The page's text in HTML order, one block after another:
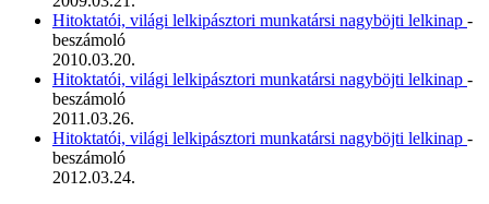
Hitoktatói, világi lelkipásztori munkatársi nagyböjti lelkinap -
beszámoló
2010.03.20.
Hitoktatói, világi lelkipásztori munkatársi nagyböjti lelkinap -
beszámoló
2011.03.26.
Hitoktatói, világi lelkipásztori munkatársi nagyböjti lelkinap -
beszámoló
2012.03.24.